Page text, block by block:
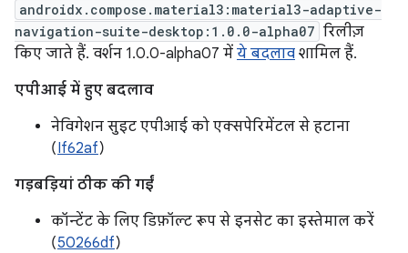
androidx.compose.material3:material3-adaptive-
navigation-suite-desktop:1.0.0-alpha07 रिलीज़
किए जाते हैं. वर्शन 1.0.0-alpha07 में ये बदलाव शामिल हैं.
एपीआई में हुए बदलाव
नेविगेशन सुइट एपीआई को एक्सपेरिमेंटल से हटाना
(If62af)
गड़बड़ियां ठीक की गईं
कॉन्टेंट के लिए डिफ़ॉल्ट रूप से इनसेट का इस्तेमाल करें
(50266df)